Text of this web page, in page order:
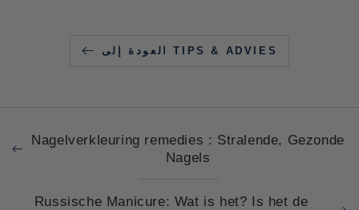
العودة إلى TIPS & ADVIES
Nagelverkleuring remedies : Stralende, Gezonde
Nagels
Russische Manicure: Wat is het? Is het de